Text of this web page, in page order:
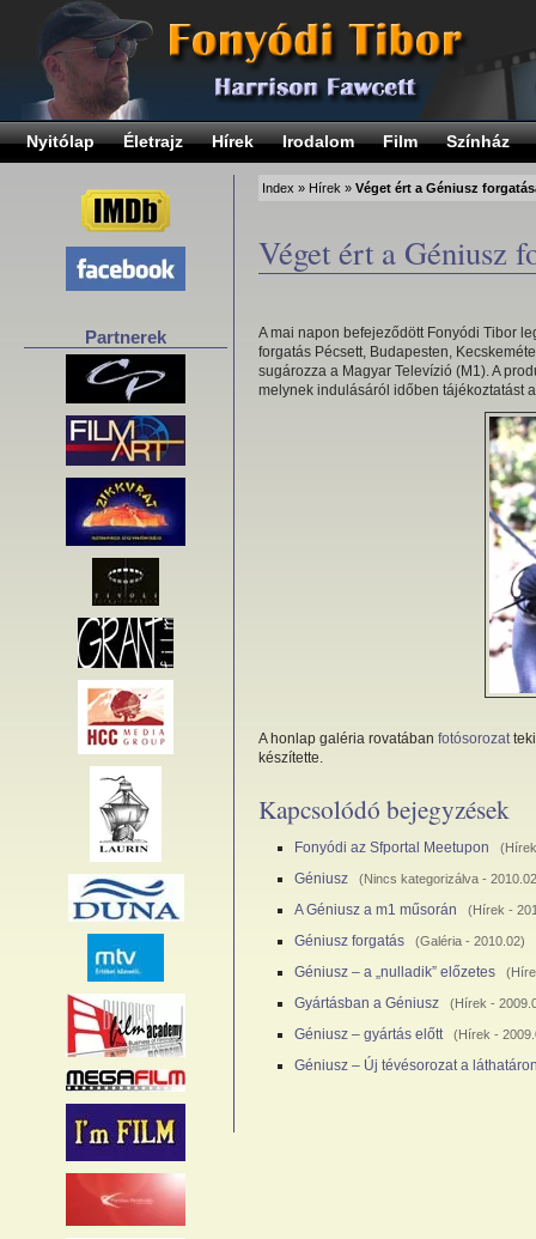
Nyitólap Életrajz Hírek Irodalom Film Színház
Partnerek
Index » Hírek » Véget ért a Géniusz
Véget ért a Géniusz
A mai napon befejeződött Fonyódi Tibor
forgatás Pécsett, Budapesten,
sugározza a Magyar Televízió (M1). A
melynek indulásáról időben tájékoztatást
A honlap galéria rovatában fotósorozat
készítette.
Kapcsolódó bejegyzések
Fonyódi az Sfportal Meetupon (Hírek
Géniusz (Nincs kategorizálva -
A Géniusz a m1 műsorán (Hírek -
Géniusz forgatás (Galéria - 2010.02)
Géniusz – a „nulladik” előzetes (
Gyártásban a Géniusz (Hírek -
Géniusz – gyártás előtt (Hírek -
Géniusz – Új tévésorozat a